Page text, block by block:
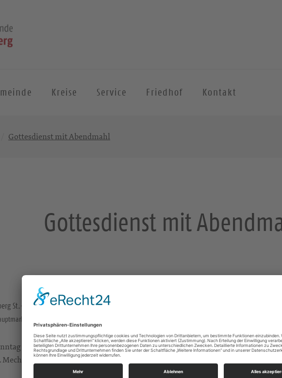
Kreise Service Friedhof Kontakt
Gottesdienst mit Abendmahl
Gottesdienst mit
St.-Jakobi-Kirche
7, 09366 Stollberg/Erzgeb.
nach Trinitatis
Mechthild Glöckner